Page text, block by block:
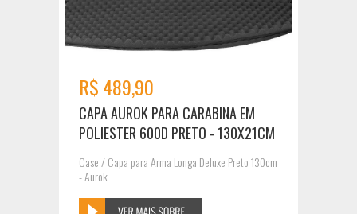
R$ 489,90
CAPA AUROK PARA CARABINA EM
POLIESTER 600D PRETO - 130X21CM
Case / Capa para Arma Longa Deluxe Preto 130cm
- Aurok